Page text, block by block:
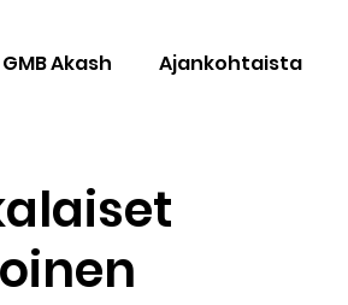
GMB Akash Ajankohtaista